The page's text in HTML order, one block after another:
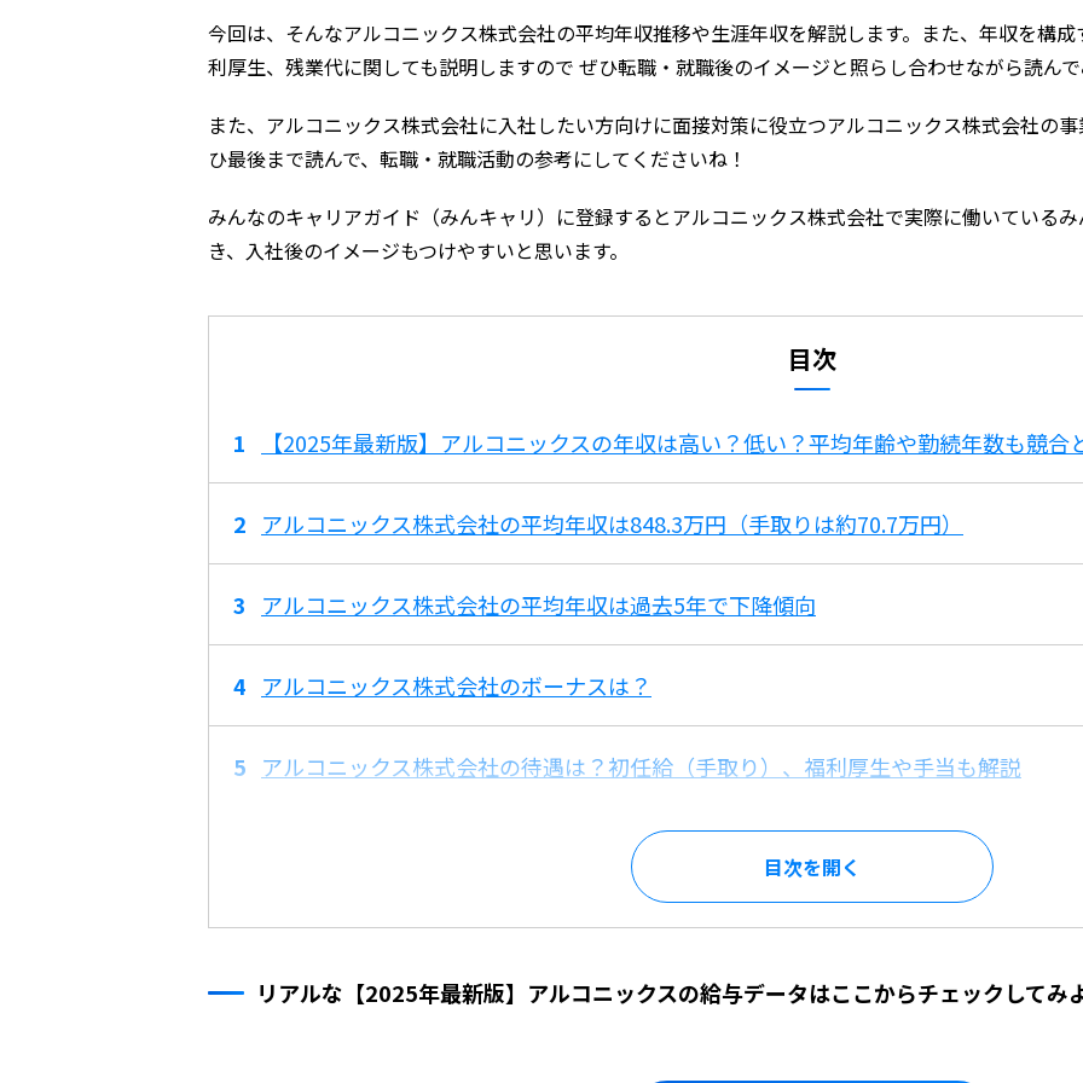
今回は、そんなアルコニックス株式会社の平均年収推移や生涯年収を解説します。また、年収を構
利厚生、残業代に関しても説明しますので ぜひ転職・就職後のイメージと照らし合わせながら読ん
また、アルコニックス株式会社に入社したい方向けに面接対策に役立つアルコニックス株式会社の
ひ最後まで読んで、転職・就職活動の参考にしてくださいね！
みんなのキャリアガイド（みんキャリ）に登録するとアルコニックス株式会社で実際に働いている
き、入社後のイメージもつけやすいと思います。
目次
【2025年最新版】アルコニックスの年収は高い？低い？平均年齢や勤続年数も競合
アルコニックス株式会社の平均年収は848.3万円（手取りは約70.7万円）
アルコニックス株式会社の平均年収は過去5年で下降傾向
アルコニックス株式会社のボーナスは？
アルコニックス株式会社の待遇は？初任給（手取り）、福利厚生や手当も解説
目次を
リアルな【2025年最新版】アルコニックスの給与データはここからチェックしてみ